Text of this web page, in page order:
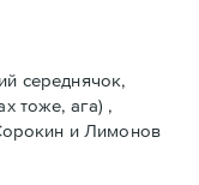
середнячок,
тоже, ага) ,
и Лимонов